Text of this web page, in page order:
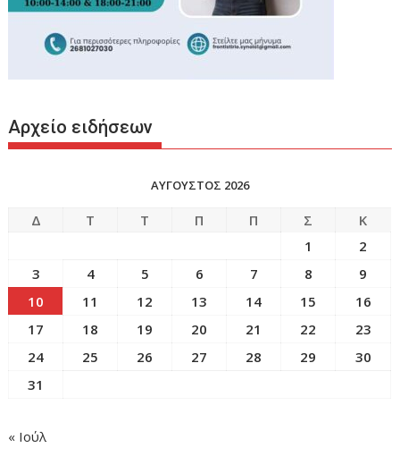
Αρχείο ειδήσεων
ΑΥΓΟΥΣΤΟΣ 2026
Δ Τ Τ Π Π Σ
Κ
1
2
3
4 5 6 7 8
9
10
11 12 13 14 15
16
17
18 19 20 21 22
23
24
25 26 27 28 29
30
31
« Ιούλ